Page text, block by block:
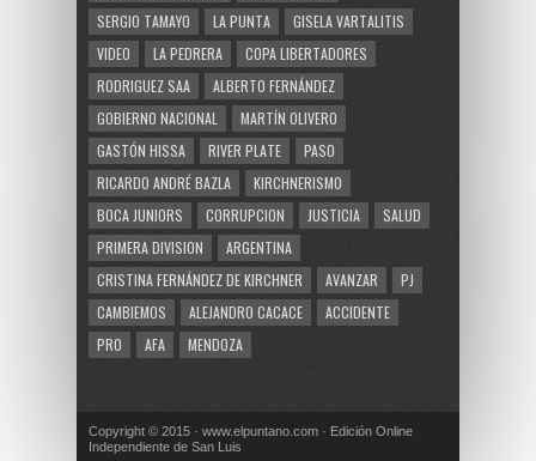
SERGIO TAMAYO
LA PUNTA
GISELA VARTALITIS
VIDEO
LA PEDRERA
COPA LIBERTADORES
RODRIGUEZ SAA
ALBERTO FERNÁNDEZ
GOBIERNO NACIONAL
MARTÍN OLIVERO
GASTÓN HISSA
RIVER PLATE
PASO
RICARDO ANDRÉ BAZLA
KIRCHNERISMO
BOCA JUNIORS
CORRUPCION JUSTICIA
SALUD
PRIMERA DIVISION
ARGENTINA
CRISTINA FERNÁNDEZ DE KIRCHNER
AVANZAR
PJ
CAMBIEMOS
ALEJANDRO CACACE
ACCIDENTE
PRO
AFA MENDOZA
Copyright © 2015 · www.elpuntano.com · Edición Online
Independiente de San Luis